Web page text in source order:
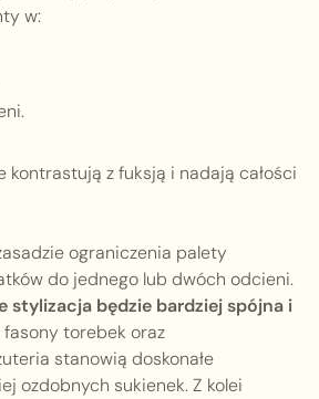
w:
kontrastują z fuksją i nadają całości
ograniczenia palety
do jednego lub dwóch odcieni.
stylizacja będzie bardziej spójna i
fasony torebek oraz
stanowią doskonałe
ozdobnych sukienek. Z kolei